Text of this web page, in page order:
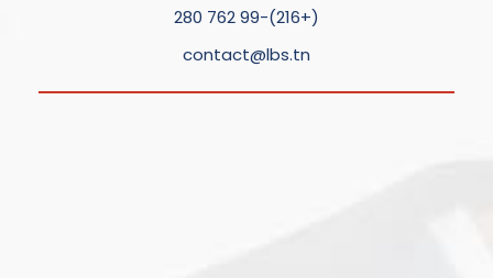
(+216)-99 762 280
contact@lbs.tn